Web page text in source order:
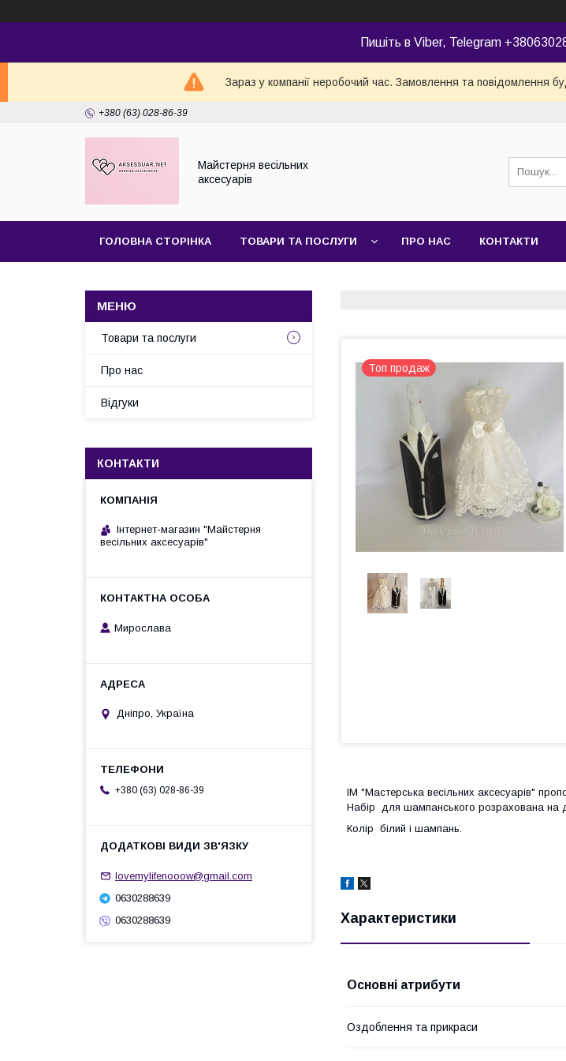
Пишіть в Viber, Telegram
Зараз у компанії неробочий час. Замовлення та повідомлення
+380 (63) 028-86-39
Майстерня веcільних
аксесуарів
ГОЛОВНА СТОРІНКА ТОВАРИ ТА ПОСЛУГИ ПРО НАС КОНТАКТИ
Топ продаж
ІМ "Мастерська весільних аксесуарів"
Набір для шампанського розрахована на
Колір білий і шампань.
Характеристики
Основні атрибути
Оздоблення та прикраси
Товари та послуги
Про нас
Відгуки
КОНТАКТИ
Інтернет-магазин "Майстерня
весільних аксесуарів"
Мирослава
Дніпро, Україна
+380 (63) 028-86-39
lovemylifenooow@gmail.com
0630288639
0630288639